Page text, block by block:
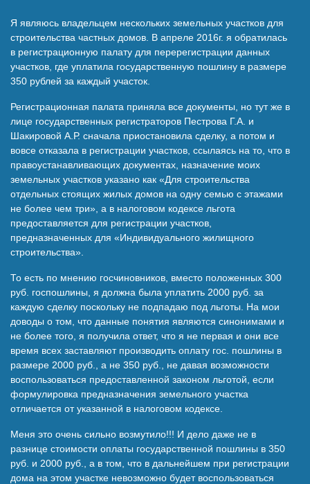
Я являюсь владельцем нескольких земельных участков для
строительства частных домов. В апреле 2016г. я обратилась
в регистрационную палату для перерегистрации данных
участков, где уплатила государственную пошлину в размере
350 рублей за каждый участок.
Регистрационная палата приняла все документы, но тут же в
лице государственных регистраторов Пестрова Г.А. и
Шакировой А.Р. сначала приостановила сделку, а потом и
вовсе отказала в регистрации участков, ссылаясь на то, что в
правоустанавливающих документах, назначение моих
земельных участков указано как «Для строительства
отдельных стоящих жилых домов на одну семью с этажами
не более чем три», а в налоговом кодексе льгота
предоставляется для регистрации участков,
предназначенных для «Индивидуального жилищного
строительства».
То есть по мнению госчиновников, вместо положенных 300
руб. госпошлины, я должна была уплатить 2000 руб. за
каждую сделку поскольку не подпадаю под льготы. На мои
доводы о том, что данные понятия являются синонимами и
не более того, я получила ответ, что я не первая и они все
время всех заставляют производить оплату гос. пошлины в
размере 2000 руб., а не 350 руб., не давая возможности
воспользоваться предоставленной законом льготой, если
формулировка предназначения земельного участка
отличается от указанной в налоговом кодексе.
Меня это очень сильно возмутило!!! И дело даже не в
разнице стоимости оплаты государственной пошлины в 350
руб. и 2000 руб., а в том, что в дальнейшем при регистрации
дома на этом участке невозможно будет воспользоваться